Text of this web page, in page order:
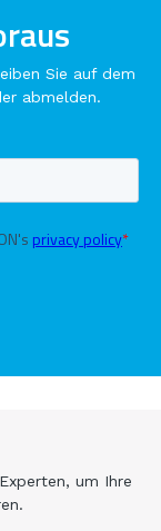
Sie auf dem
abmelden.
um Ihre